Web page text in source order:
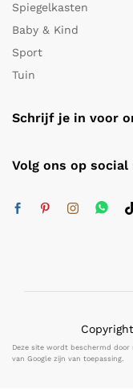
Spiegelkasten
Baby & Kind
Sport
Tuin
Schrijf je in voor
Volg ons op social
Deze site wordt beschermd door
van Google zijn van toepassing.